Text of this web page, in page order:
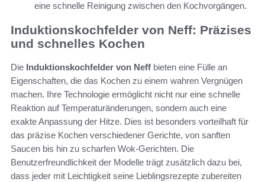
eine schnelle Reinigung zwischen den Kochvorgängen.
Induktionskochfelder von Neff: Präzises
und schnelles Kochen
Die Induktionskochfelder von Neff bieten eine Fülle an
Eigenschaften, die das Kochen zu einem wahren Vergnügen
machen. Ihre Technologie ermöglicht nicht nur eine schnelle
Reaktion auf Temperaturänderungen, sondern auch eine
exakte Anpassung der Hitze. Dies ist besonders vorteilhaft für
das präzise Kochen verschiedener Gerichte, von sanften
Saucen bis hin zu scharfen Wok-Gerichten. Die
Benutzerfreundlichkeit der Modelle trägt zusätzlich dazu bei,
dass jeder mit Leichtigkeit seine Lieblingsrezepte zubereiten